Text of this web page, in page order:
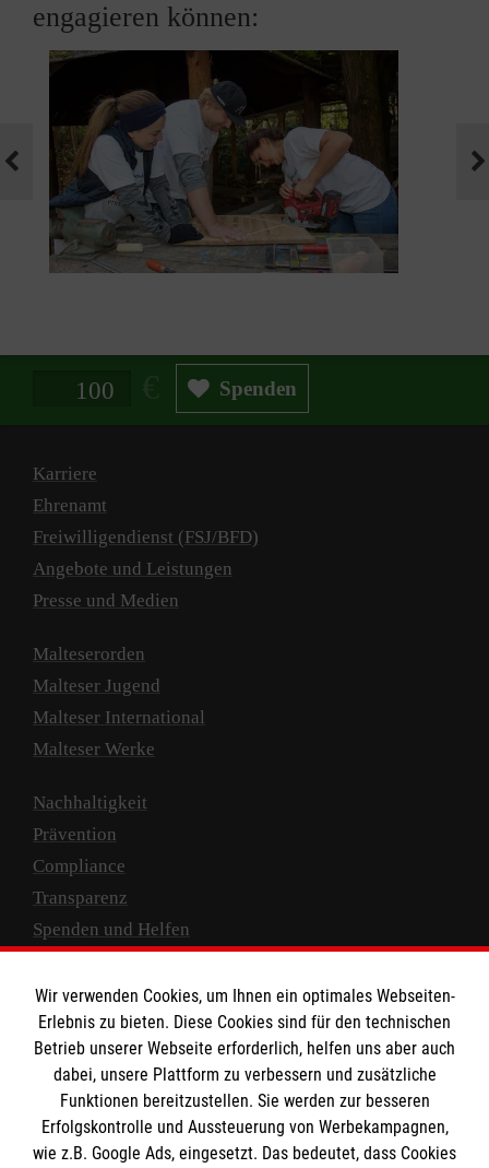
engagieren können:
Spendenbetrag in Euro Spenden
Karriere
Ehrenamt
Freiwilligendienst (FSJ/BFD)
Angebote und Leistungen
Presse und Medien
Malteserorden
Malteser Jugend
Malteser International
Malteser Werke
Nachhaltigkeit
Prävention
Compliance
Transparenz
Spenden und Helfen
Empfänger: Malteser Hilfsdienst e.V.
IBAN: DE10 3706 0120 1201 2000 12
BIC: GENODED 1PA7
Wir verwenden Cookies, um Ihnen ein optimales Webseiten-
Erlebnis zu bieten. Diese Cookies sind für den technischen
Betrieb unserer Webseite erforderlich, helfen uns aber auch
dabei, unsere Plattform zu verbessern und zusätzliche
Funktionen bereitzustellen. Sie werden zur besseren
Erfolgskontrolle und Aussteuerung von Werbekampagnen,
wie z.B. Google Ads, eingesetzt. Das bedeutet, dass Cookies